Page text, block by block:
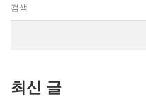
검색
최신 글